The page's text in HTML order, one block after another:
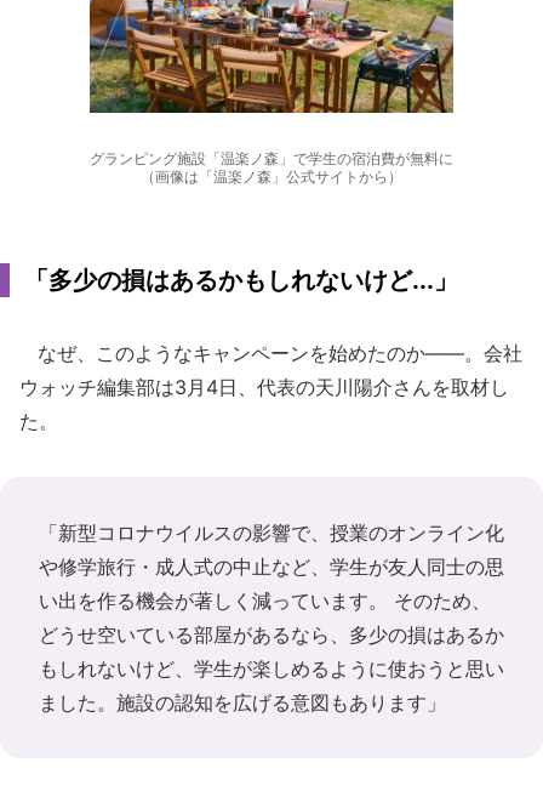
グランピング施設「温楽ノ森」で学生の宿泊費が無料に
（画像は「温楽ノ森」公式サイトから）
「多少の損はあるかもしれないけど...」
なぜ、このようなキャンペーンを始めたのか――。会社
ウォッチ編集部は3月4日、代表の天川陽介さんを取材し
た。
「新型コロナウイルスの影響で、授業のオンライン化
や修学旅行・成人式の中止など、学生が友人同士の思
い出を作る機会が著しく減っています。 そのため、
どうせ空いている部屋があるなら、多少の損はあるか
もしれないけど、学生が楽しめるように使おうと思い
ました。施設の認知を広げる意図もあります」